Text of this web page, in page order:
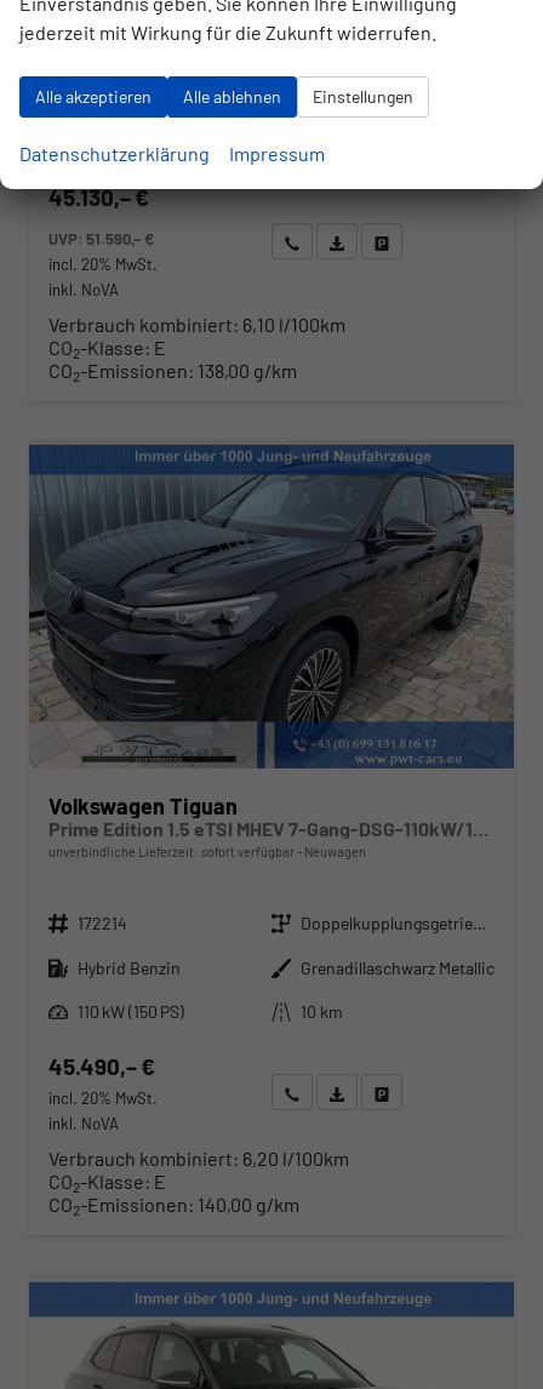
Fahrzeugnr. Getriebe
Kraftstoff Benzin Außenfarbe Delfin Grau Metallic
Leistung 110 kW (150 PS) Kilometerstand 10 km
01.06.2026
45.130,– €
UVP: 51.590,– €
incl. 20% MwSt.
inkl. NoVA
Wir rufen Sie anAngebot drucken (PDF)
Verbrauch kombiniert: 6,10 l/100km
CO2-Klasse: E
CO2-Emissionen: 138,00 g/km
Volkswagen Tiguan
Prime Edition 1.5 eTSI MHEV 7-Gang-DSG-110kW/150PS-elektr. AHK-USB-AndroidAuto&AppleCarPlay-DAB-Bluetooth-ACC inkl. Travelassistent-3-Zonen-Klima-SHZ-LED-Fernlichtassist.-360°Kamera-2xPDC-WINTER-SUNSET-ALU18"-Ambientelicht-sofort verfügbar
unverbindliche Lieferzeit: sofort verfügbar Neuwagen
Fahrzeugnr. 172214 Getriebe
Doppelkupplungsgetriebe (DSG)
Kraftstoff Hybrid Benzin Außenfarbe Grenadillaschwarz Metallic
Leistung
110 kW (150 PS) Kilometerstand 10 km
45.490,– €
incl. 20% MwSt.
inkl. NoVA
Wir rufen Sie anAngebot drucken (PDF)
Verbrauch kombiniert: 6,20 l/100km
CO2-Klasse: E
CO2-Emissionen: 140,00 g/km
jederzeit mit Wirkung für die Zukunft widerrufen.
Alle akzeptieren Alle ablehnen Einstellungen
Datenschutzerklärung Impressum